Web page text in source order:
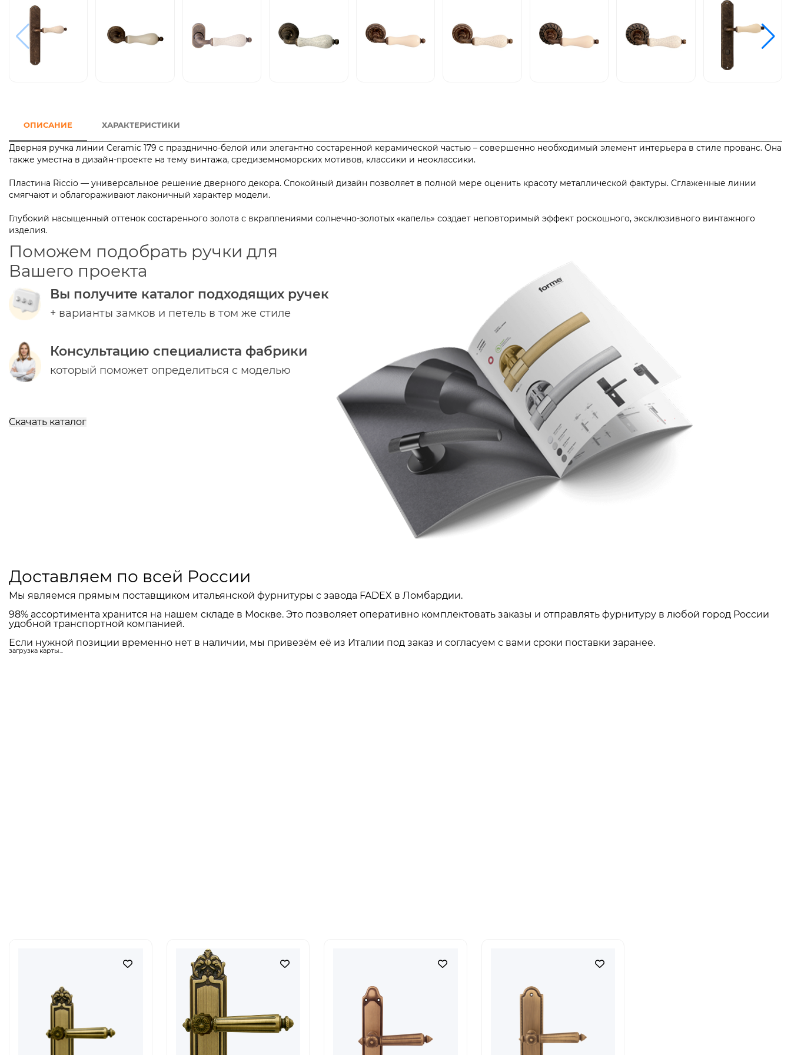
ОПИСАНИЕ ХАРАКТЕРИСТИКИ
Дверная ручка линии Ceramic 179 с празднично-белой или элегантно состаренной керамической частью – совершенно необходимый элемент интерьера в стиле прованс. Она
также уместна в дизайн-проекте на тему винтажа, средиземноморских мотивов, классики и неоклассики.
Пластина Riccio — универсальное решение дверного декора. Спокойный дизайн позволяет в полной мере оценить красоту металлической фактуры. Сглаженные линии
смягчают и облагораживают лаконичный характер модели.
Глубокий насыщенный оттенок состаренного золота с вкраплениями солнечно-золотых «капель» создает неповторимый эффект роскошного, эксклюзивного винтажного
изделия.
Поможем подобрать ручки для
Вашего проекта
Вы получите каталог подходящих ручек
+ варианты замков и петель в том же стиле
Консультацию специалиста фабрики
который поможет определиться с моделью
Скачать каталог
Доставляем по всей России
Мы являемся прямым поставщиком итальянской фурнитуры с завода FADEX в Ломбардии.
98% ассортимента хранится на нашем складе в Москве. Это позволяет оперативно комплектовать заказы и отправлять фурнитуру в любой город России
удобной транспортной компанией.
Если нужной позиции временно нет в наличии, мы привезём её из Италии под заказ и согласуем с вами сроки поставки заранее.
загрузка карты...